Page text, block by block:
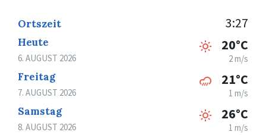
Ortszeit 3:27
Heute
6. AUGUST 2026
20°C
2 m/s
Freitag
7. AUGUST 2026
21°C
1 m/s
Samstag
8. AUGUST 2026
26°C
1 m/s